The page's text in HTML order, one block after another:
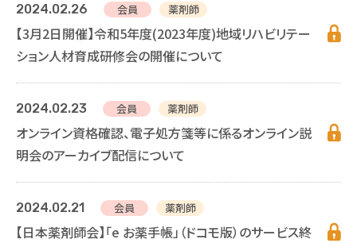
2024.02.26 会員 薬剤師
【3月2日開催】令和5年度(2023年度)地域リハビリテー
ション人材育成研修会の開催について
2024.02.23 会員 薬剤師
オンライン資格確認、電子処方箋等に係るオンライン説
明会のアーカイブ配信について
2024.02.21 会員 薬剤師
【日本薬剤師会】「e お薬手帳」（ドコモ版）のサービス終